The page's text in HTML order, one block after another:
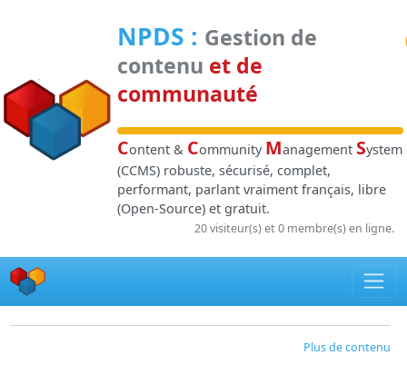
NPDS : Gestion de
contenu et de
communauté
Content & Community Management System
(CCMS) robuste, sécurisé, complet,
performant, parlant vraiment français, libre
(Open-Source) et gratuit.
20 visiteur(s) et 0 membre(s) en ligne.
Plus de contenu